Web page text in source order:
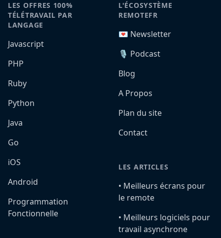
LES OFFRES 100%
TÉLÉTRAVAIL PAR
LANGAGE
Javascript
PHP
Ruby
Python
Java
Go
iOS
Android
Programmation
Fonctionnelle
L'ÉCOSYSTÈME
REMOTEFR
💌 Newsletter
🎙️ Podcast
Blog
A Propos
Plan du site
Contact
LES ARTICLES
•️ Meilleurs écrans pour
le remote
•️ Meilleurs logiciels pour
travail asynchrone